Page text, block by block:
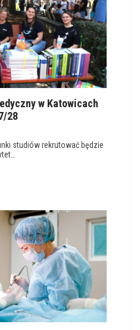
w Katowicach
28
studiów rekrutować będzie